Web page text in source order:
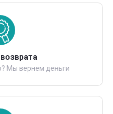
Мы вернем деньги